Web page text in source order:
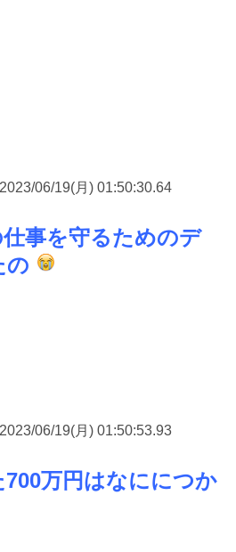
2023/06/19(月) 01:50:30.64
事を守るためのデ
の
2023/06/19(月) 01:50:53.93
万円はなににつか